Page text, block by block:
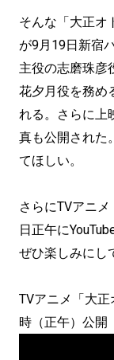
そんな「大正オ
が9月19日新宿
主役の志磨珠彦
花夕月役を務め
れる。さらに上
真も公開された
てほしい。
さらにTVアニ
日正午に
ぜひ楽しみにし
TVアニメ「大
時（正午）公開